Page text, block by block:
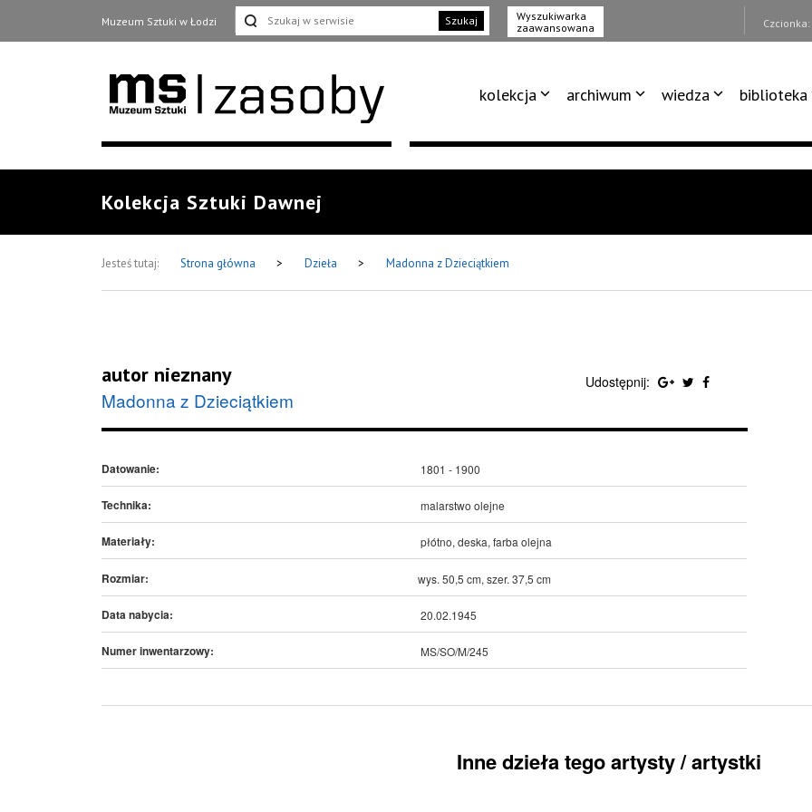
Muzeum Sztuki w Łodzi Szukaj
Wyszukiwarka
zaawansowana
Czcionka:
kolekcja archiwum wiedza biblioteka
Kolekcja Sztuki Dawnej
Jesteś tutaj: Strona główna > Dzieła > Madonna z Dzieciątkiem
autor nieznany
Madonna z Dzieciątkiem
Udostępnij:
Datowanie: 1801 - 1900
Technika: malarstwo olejne
Materiały: płótno, deska, farba olejna
Rozmiar: wys. 50,5 cm, szer. 37,5 cm
Data nabycia: 20.02.1945
Numer inwentarzowy: MS/SO/M/245
Inne dzieła tego artysty / artystki